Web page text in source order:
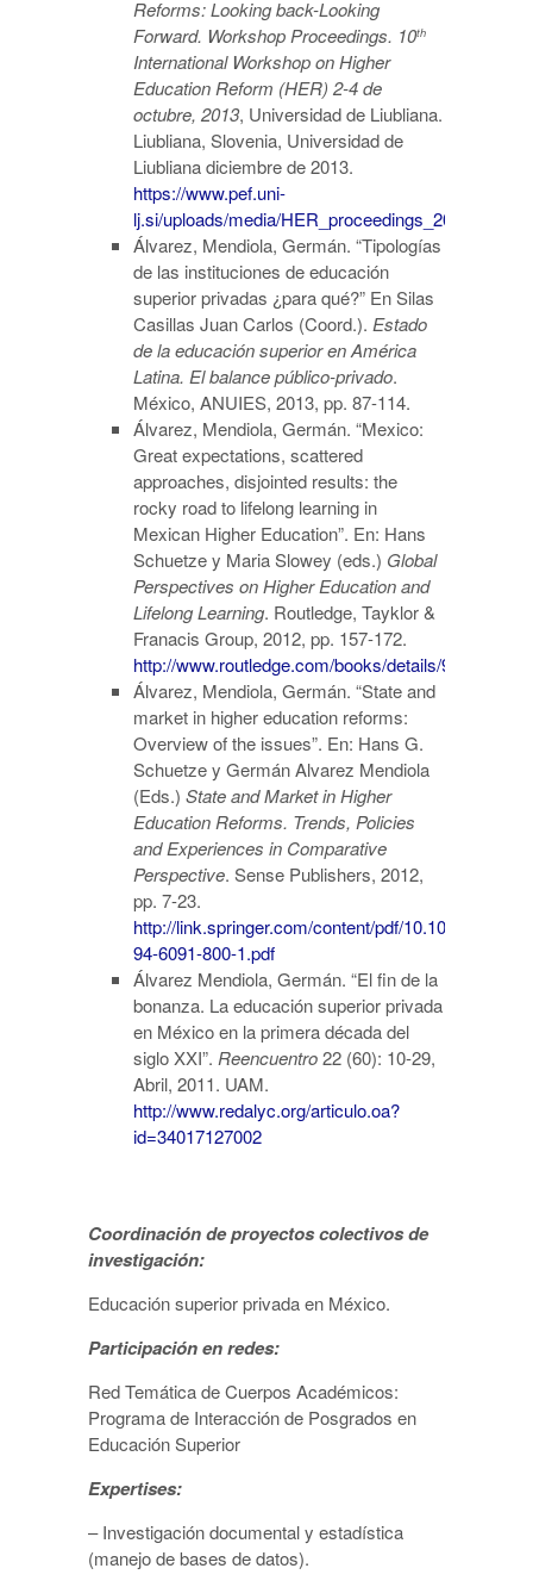
Reforms: Looking back-Looking
Forward. Workshop Proceedings. 10th
International Workshop on Higher
Education Reform (HER) 2-4 de
octubre, 2013, Universidad de Liubliana.
Liubliana, Slovenia, Universidad de
Liubliana diciembre de 2013.
https://www.pef.uni-
lj.si/uploads/media/HER_proceedings_2013.pdf
Álvarez, Mendiola, Germán. “Tipologías
de las instituciones de educación
superior privadas ¿para qué?” En Silas
Casillas Juan Carlos (Coord.). Estado
de la educación superior en América
Latina. El balance público-privado.
México, ANUIES, 2013, pp. 87-114.
Álvarez, Mendiola, Germán. “Mexico:
Great expectations, scattered
approaches, disjointed results: the
rocky road to lifelong learning in
Mexican Higher Education”. En: Hans
Schuetze y Maria Slowey (eds.) Global
Perspectives on Higher Education and
Lifelong Learning. Routledge, Tayklor &
Franacis Group, 2012, pp. 157-172.
http://www.routledge.com/books/details/
Álvarez, Mendiola, Germán. “State and
market in higher education reforms:
Overview of the issues”. En: Hans G.
Schuetze y Germán Alvarez Mendiola
(Eds.) State and Market in Higher
Education Reforms. Trends, Policies
and Experiences in Comparative
Perspective. Sense Publishers, 2012,
pp. 7-23.
http://link.springer.com/content/pdf/
94-6091-800-1.pdf
Álvarez Mendiola, Germán. “El fin de la
bonanza. La educación superior privada
en México en la primera década del
siglo XXI”. Reencuentro22 (60): 10-29,
Abril, 2011. UAM.
http://www.redalyc.org/articulo.oa?
id=34017127002
Coordinación de proyectos colectivos de
investigación:
Educación superior privada en México.
Participación en redes:
Red Temática de Cuerpos Académicos:
Programa de Interacción de Posgrados en
Educación Superior
Expertises:
– Investigación documental y estadística
(manejo de bases de datos).